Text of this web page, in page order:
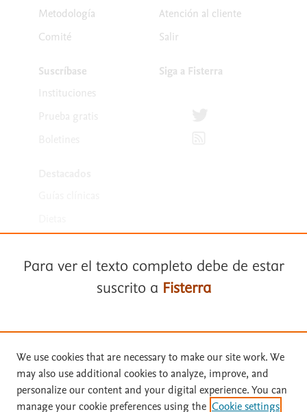
Metodología
Comité
Suscríbase
Instituciones
Prueba gratis
Atención al cliente
Salir
Siga a Fisterra
Términos y condiciones
Política de privacidad
Para ver el texto completo debe de estar
suscrito a Fisterra
Solicite una prueba gratuita
We use cookies that are necessary to make our site work. We
may also use additional cookies to analyze, improve, and
personalize our content and your digital experience. You can
manage your cookie preferences using the Cookie settings